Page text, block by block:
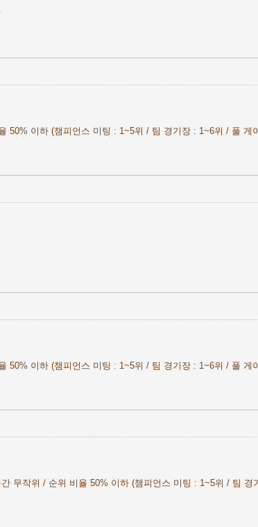
50% 이하 (챔피언스 미팅 : 1~5위 / 팀 경기장 : 1~6위 / 풀 게
50% 이하 (챔피언스 미팅 : 1~5위 / 팀 경기장 : 1~6위 / 풀 게
무작위 / 순위 비율 50% 이하 (챔피언스 미팅 : 1~5위 / 팀 경